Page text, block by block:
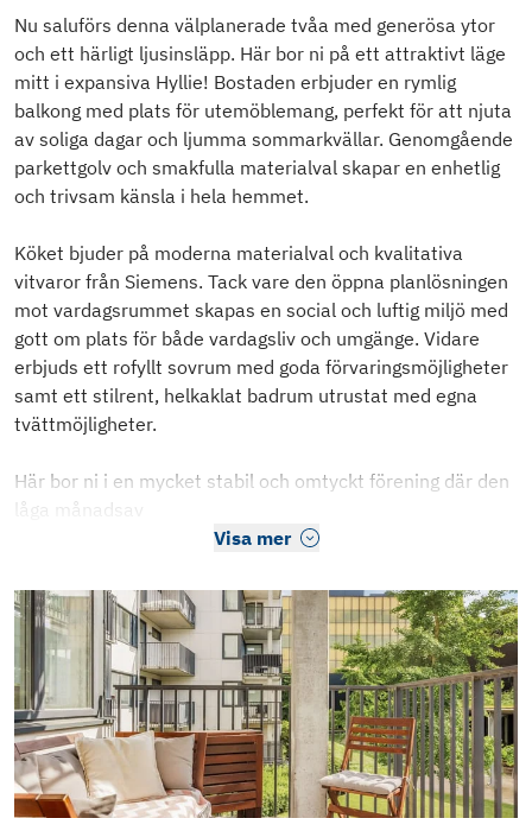
Nu saluförs denna välplanerade tvåa med generösa ytor
och ett härligt ljusinsläpp. Här bor ni på ett attraktivt läge
mitt i expansiva Hyllie! Bostaden erbjuder en rymlig
balkong med plats för utemöblemang, perfekt för att njuta
av soliga dagar och ljumma sommarkvällar. Genomgående
parkettgolv och smakfulla materialval skapar en enhetlig
och trivsam känsla i hela hemmet.
Köket bjuder på moderna materialval och kvalitativa
vitvaror från Siemens. Tack vare den öppna planlösningen
mot vardagsrummet skapas en social och luftig miljö med
gott om plats för både vardagsliv och umgänge. Vidare
erbjuds ett rofyllt sovrum med goda förvaringsmöjligheter
samt ett stilrent, helkaklat badrum utrustat med egna
tvättmöjligheter.
Här bor ni i en mycket stabil och omtyckt förening där den
låga månadsav
Visa mer